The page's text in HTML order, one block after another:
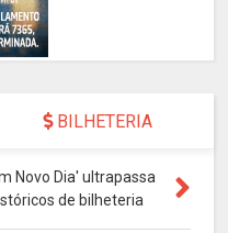
BILHETERIA
Novo Dia' ultrapassa
de bilheteria